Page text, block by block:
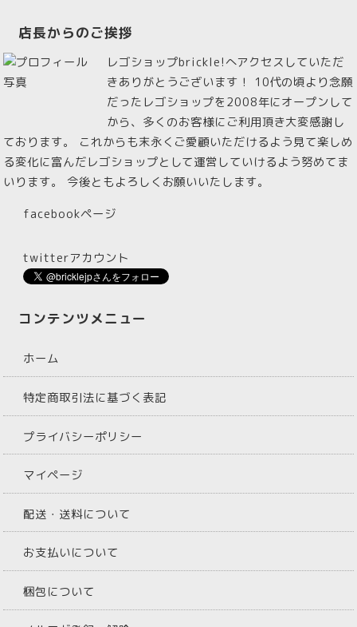
店長からのご挨拶
レゴショップbrickle!へアクセスしていただ
きありがとうございます！ 10代の頃より念願
だったレゴショップを2008年にオープンして
から、多くのお客様にご利用頂き大変感謝し
ております。 これからも末永くご愛顧いただけるよう見て楽しめ
る変化に富んだレゴショップとして運営していけるよう努めてま
いります。 今後ともよろしくお願いいたします。
facebookページ
twitterアカウント
コンテンツメニュー
ホーム
特定商取引法に基づく表記
プライバシーポリシー
マイページ
配送・送料について
お支払いについて
梱包について